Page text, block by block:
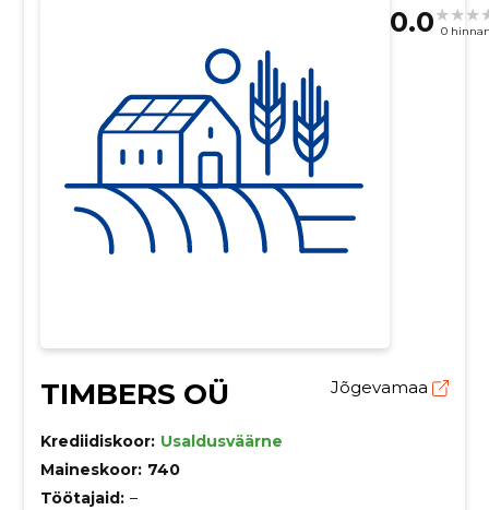
0.0 0
TIMBERS OÜ Jõgevamaa
Krediidiskoor: Usaldusväärne
Maineskoor: 740
Töötajaid: –